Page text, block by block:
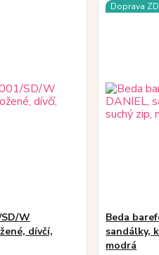
W
dívčí,
Doprava
Beda
sandálky,
modrá